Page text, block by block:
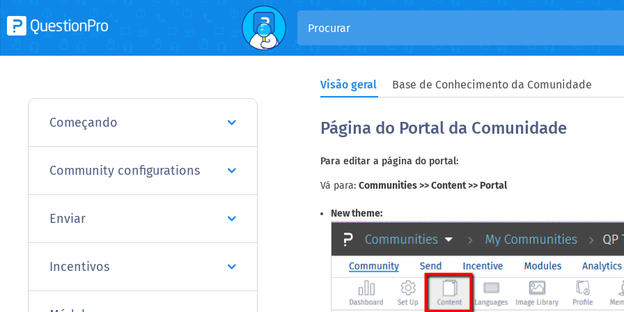
Visão geral Base de Conhecimento da Comunidade
Começando
Community configurations
Enviar
Incentivos
Página do Portal da Comunidade
Para editar a página do portal:
Vá para: Communities >> Content >> Portal
New theme: